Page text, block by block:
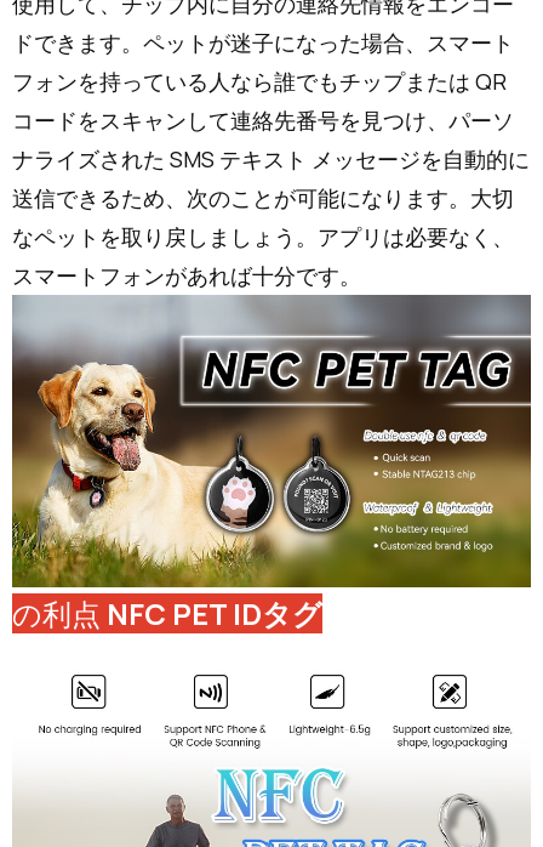
ドできます。ペットが迷子になった場合、スマート
フォンを持っている人なら誰でもチップまたは QR
コードをスキャンして連絡先番号を見つけ、パーソ
ナライズされた SMS テキスト メッセージを自動的に
送信できるため、次のことが可能になります。大切
なペットを取り戻しましょう。アプリは必要なく、
スマートフォンがあれば十分です。
の利点 NFC PET IDタグ